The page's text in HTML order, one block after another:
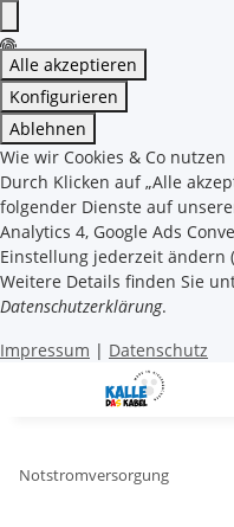
Alle akzeptieren
Konfigurieren
Ablehnen
Wie wir Cookies & Co nutzen
Durch Klicken auf „Alle
folgender Dienste auf
Analytics 4, Google Ads
Einstellung jederzeit ändern
Weitere Details finden Sie
Datenschutzerklärung.
Impressum | Datenschutz
Notstromversorgung